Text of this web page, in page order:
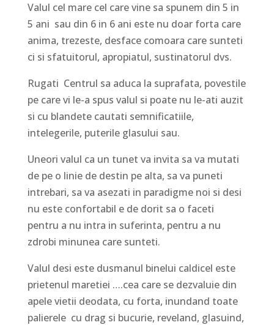
Valul cel mare cel care vine sa spunem din 5 in
5 ani sau din 6 in 6 ani este nu doar forta care
anima, trezeste, desface comoara care sunteti
ci si sfatuitorul, apropiatul, sustinatorul dvs.
Rugati Centrul sa aduca la suprafata, povestile
pe care vi le-a spus valul si poate nu le-ati auzit
si cu blandete cautati semnificatiile,
intelegerile, puterile glasului sau.
Uneori valul ca un tunet va invita sa va mutati
de pe o linie de destin pe alta, sa va puneti
intrebari, sa va asezati in paradigme noi si desi
nu este confortabil e de dorit sa o faceti
pentru a nu intra in suferinta, pentru a nu
zdrobi minunea care sunteti.
Valul desi este dusmanul binelui caldicel este
prietenul maretiei ….cea care se dezvaluie din
apele vietii deodata, cu forta, inundand toate
palierele cu drag si bucurie, reveland, glasuind,